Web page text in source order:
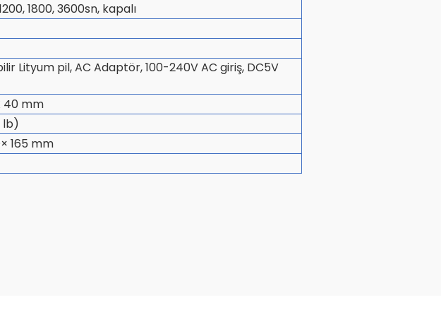
1800, 3600sn, kapalı
Lityum pil, AC Adaptör, 100-240V AC giriş, DC5V
40 mm
lb)
165 mm